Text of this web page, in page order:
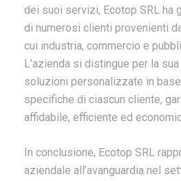
dei suoi servizi, Ecotop SRL ha
di numerosi clienti provenienti
cui industria, commercio e
L’azienda si distingue per la
soluzioni personalizzate in
specifiche di ciascun cliente,
affidabile, efficiente ed
In conclusione, Ecotop SRL
aziendale all’avanguardia nel